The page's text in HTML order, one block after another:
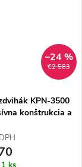
€2 583
–24 %
KPN-3500
konštrukcia a
potreby
- akcia do